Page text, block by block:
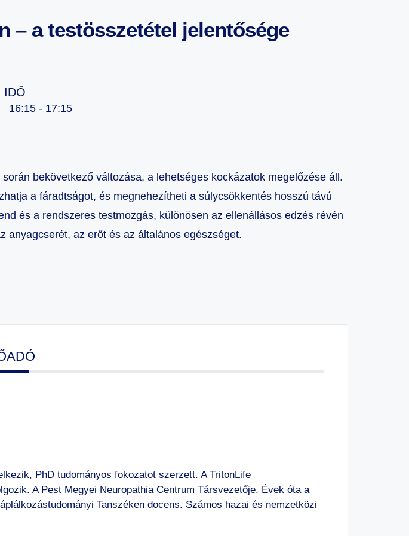
– a testösszetétel jelentősége
IDŐ
16:15 - 17:15
bekövetkező változása, a lehetséges kockázatok megelőzése áll.
a fáradtságot, és megnehezítheti a súlycsökkentés hosszú távú
és a rendszeres testmozgás, különösen az ellenállásos edzés révén
anyagcserét, az erőt és az általános egészséget.
PhD tudományos fokozatot szerzett. A TritonLife
A Pest Megyei Neuropathia Centrum Társvezetője. Évek óta a
Tanszéken docens. Számos hazai és nemzetközi